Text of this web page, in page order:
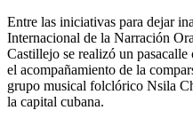
Entre las iniciativas para dejar
Internacional de la Narración
Castillejo se realizó un
el acompañamiento de la
grupo musical folclórico Nsila
la capital cubana.